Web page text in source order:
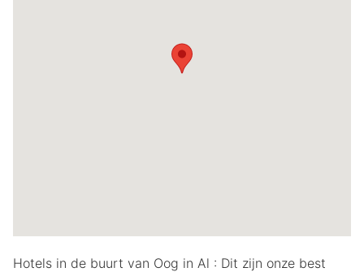
Hotels in de buurt van Oog in Al : Dit zijn onze best